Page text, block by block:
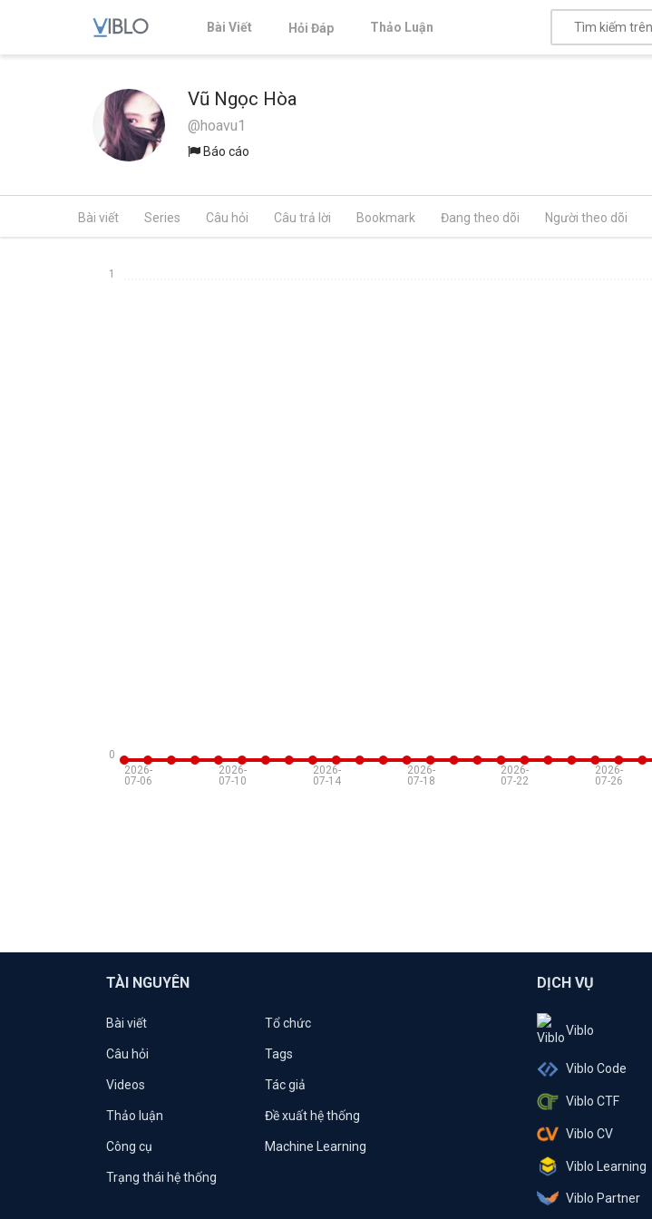
Bài Viết Hỏi Đáp Thảo Luận
Vũ Ngọc Hòa
@hoavu1
Báo cáo
Bài viết Series Câu hỏi Câu trả lời Bookmark Đang theo dõi Người theo dõi
2026-
07-06
2026-
07-10
2026-
07-14
2026-
07-18
2026-
07-22
2026-
07-26
0
1
TÀI NGUYÊN
Bài viết Tổ chức
Câu hỏi Tags
Videos Tác giả
Thảo luận Đề xuất hệ thống
Công cụ Machine Learning
Trạng thái hệ thống
DỊCH VỤ
Viblo
Viblo Code
Viblo CTF
Viblo CV
Viblo Learning
Viblo Partner